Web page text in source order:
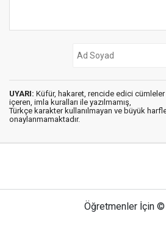
UYARI: Küfür, hakaret, rencide edici cümleler
içeren, imla kuralları ile yazılmamış,
Türkçe karakter kullanılmayan ve büyük
onaylanmamaktadır.
Öğretmenler İçin